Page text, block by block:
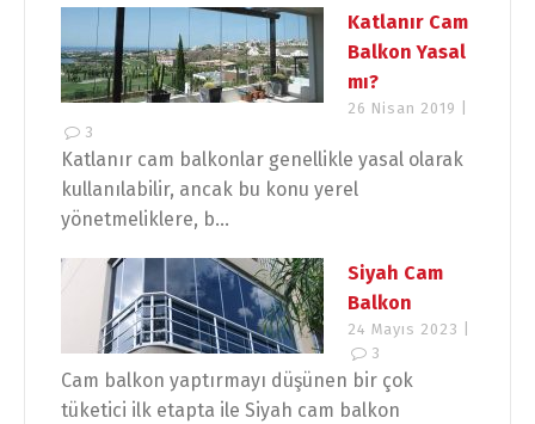
Katlanır Cam
Balkon Yasal
mı?
26 Nisan 2019 |
3
Katlanır cam balkonlar genellikle yasal olarak
kullanılabilir, ancak bu konu yerel
yönetmeliklere, b...
Siyah Cam
Balkon
24 Mayıs 2023 |
3
Cam balkon yaptırmayı düşünen bir çok
tüketici ilk etapta ile Siyah cam balkon